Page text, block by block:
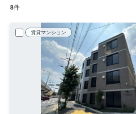
8件
賃貸マンション